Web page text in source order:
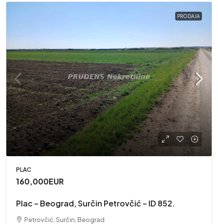
PRODAJA
PLAC
160,000EUR
Plac – Beograd, Surčin Petrovčić – ID 852.
Petrovčić, Surčin, Beograd